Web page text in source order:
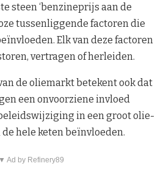
steen ‘benzineprijs aan de
tussenliggende factoren die
Elk van deze factoren
vertragen of herleiden.
de oliemarkt betekent ook dat
een onvoorziene invloed
in een groot olie-
hele keten beïnvloeden.
▼ Ad by Refinery89